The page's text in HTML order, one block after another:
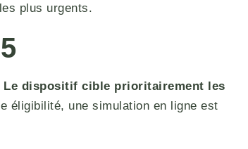
plus urgents.
Le dispositif cible prioritairement les
éligibilité, une simulation en ligne est